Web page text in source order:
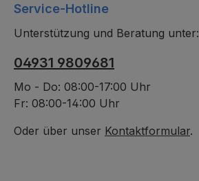
Service-Hotline
Unterstützung und Beratung unter:
04931 9809681
Mo - Do: 08:00-17:00 Uhr
Fr: 08:00-14:00 Uhr
Oder über unser Kontaktformular.